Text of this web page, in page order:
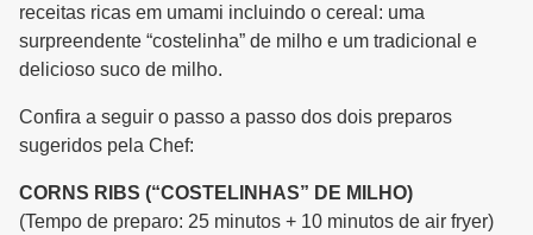
receitas ricas em umami incluindo o cereal: uma
surpreendente “costelinha” de milho e um tradicional e
delicioso suco de milho.
Confira a seguir o passo a passo dos dois preparos
sugeridos pela Chef:
CORNS RIBS (“COSTELINHAS” DE MILHO)
(Tempo de preparo: 25 minutos + 10 minutos de air fryer)